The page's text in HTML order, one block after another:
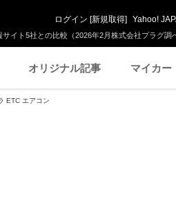
イト5社との比較（2026年2月株式会社プラグ調
ログイン [新規取得] Yahoo!
オリジナル記事 マイカー
ETC エアコン